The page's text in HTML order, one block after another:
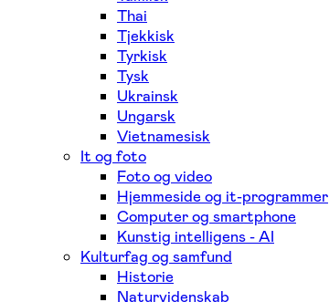
Thai
Tjekkisk
Tyrkisk
Tysk
Ukrainsk
Ungarsk
Vietnamesisk
It og foto
Foto og video
Hjemmeside og it-programmer
Computer og smartphone
Kunstig intelligens - AI
Kulturfag og samfund
Historie
Naturvidenskab